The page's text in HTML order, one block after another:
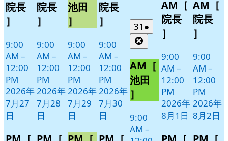
日
ン
ト)
院長
］
9:00
AM –
12:00
PM
2026年
7月27
日
日
ン
ト)
院長
］
9:00
AM –
12:00
PM
2026年
7月28
日
日
ン
ト)
池田
］
9:00
AM –
12:00
PM
2026年
7月29
日
日
院長
］
9:00
AM –
12:00
PM
2026年
7月30
日
31 2026
年
7
月
31
日
●
件
イ
ベ
ン
ト)
Close
AM［
池田
］
9:00
AM –
1
日
ベ
ン
AM［
院長
］
9:00
AM –
12:00
PM
2026年
8月1日
2
日
ベ
ン
AM［
院長
］
9:00
AM –
12:00
PM
2026年
8月2日